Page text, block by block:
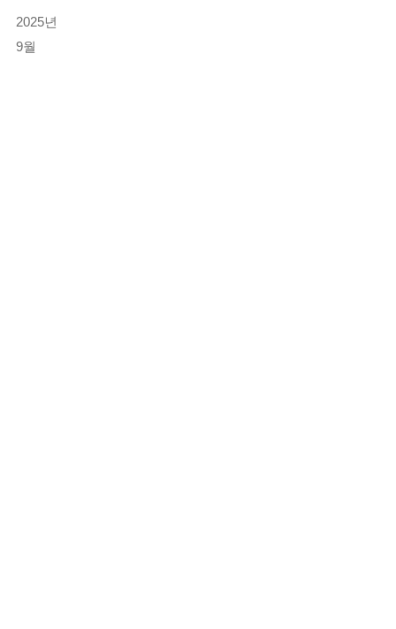
2025년
9월